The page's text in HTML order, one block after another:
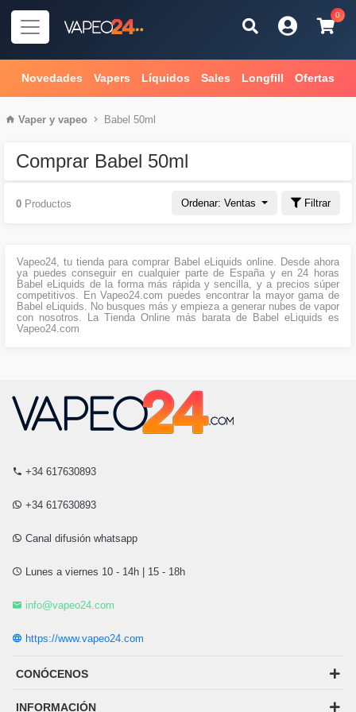
0
Novedades Vapers Líquidos Sales Longfill Ofertas
Vaper y vapeo Babel 50ml
Comprar Babel 50ml
Ordenar: Ventas Filtrar
0 Productos
Vapeo24, tu tienda para comprar Babel eLiquids online. Desde ahora
ya puedes conseguir en cualquier parte de España y en 24 horas
Babel eLiquids de la forma más rápida y sencilla, y a precios súper
competitivos. En Vapeo24.com puedes encontrar la mayor gama de
Babel eLiquids. No busques más y empieza a generar nubes de vapor
con nosotros. La Tienda Online más barata de Babel eLiquids es
Vapeo24.com
+34 617630893
+34 617630893
Canal difusión whatsapp
Lunes a viernes 10 - 14h | 15 - 18h
info@vapeo24.com
https://www.vapeo24.com
CONÓCENOS
INFORMACIÓN